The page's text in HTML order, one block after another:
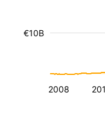
2008
€10B